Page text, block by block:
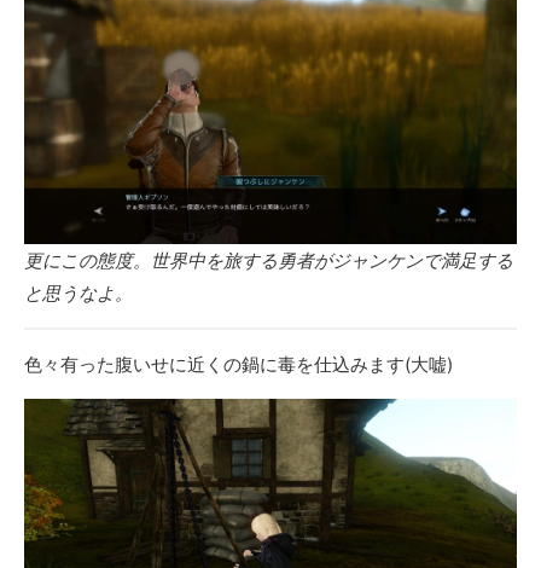
更にこの態度。世界中を旅する勇者がジャンケンで満足する
と思うなよ。
色々有った腹いせに近くの鍋に毒を仕込みます(大嘘)